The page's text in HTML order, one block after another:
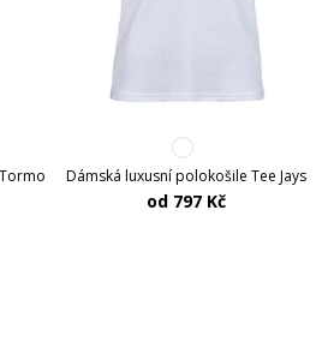
Dámská luxusní polokošile Tee Jays
od 797 Kč